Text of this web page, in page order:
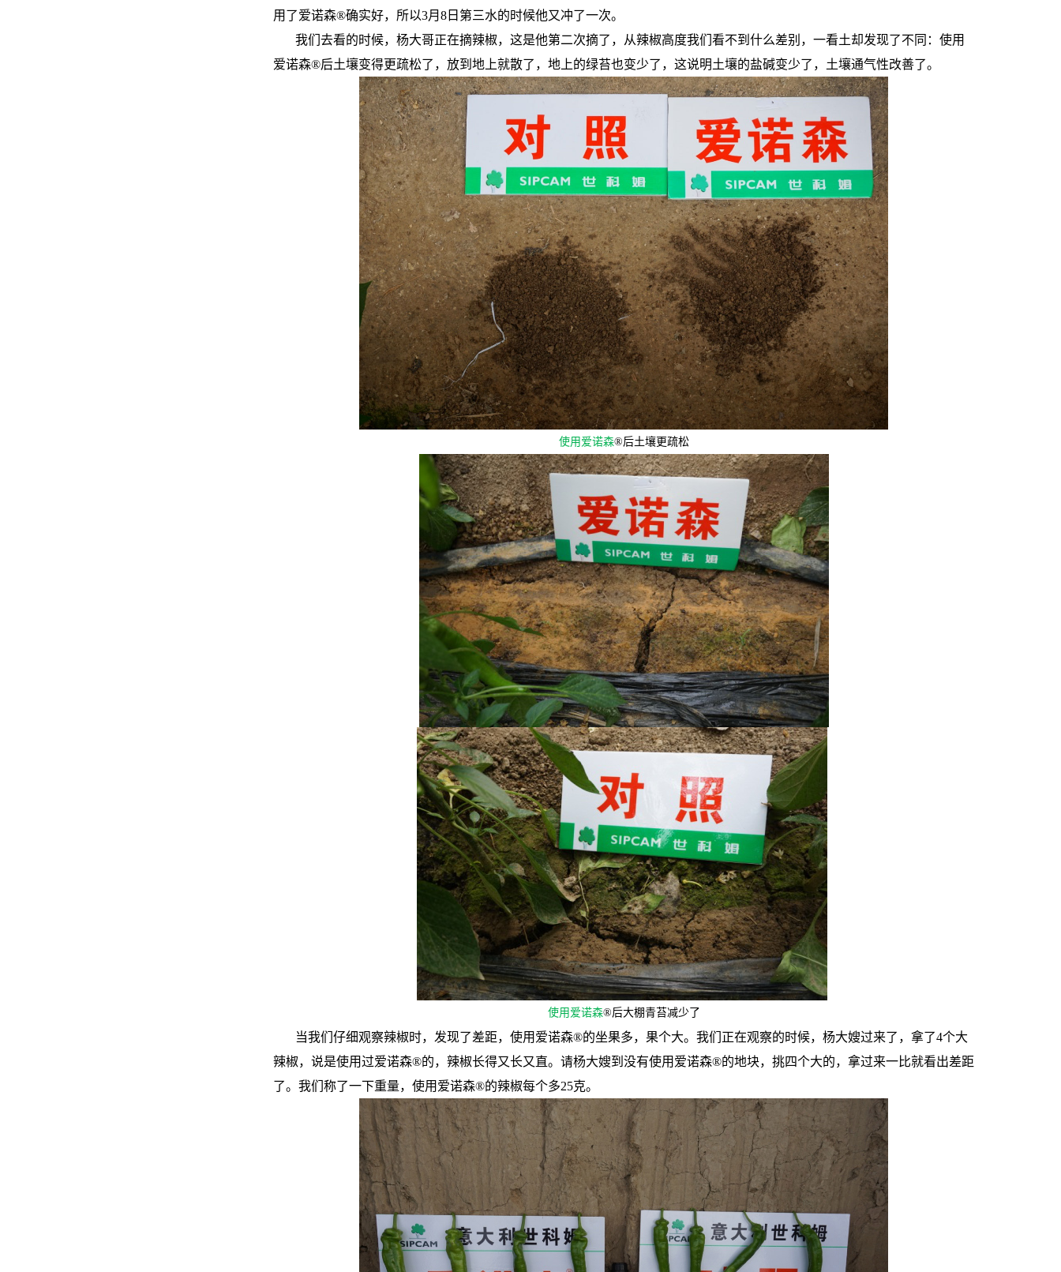
用了爱诺森®确实好，所以3月8日第三水的时候他又冲了一次。
我们去看的时候，杨大哥正在摘辣椒，这是他第二次摘了，从辣椒高度我们看不到什么差别，一看土却发现了不同：使用
爱诺森®后土壤变得更疏松了，放到地上就散了，地上的绿苔也变少了，这说明土壤的盐碱变少了，土壤通气性改善了。
使用爱诺森®后土壤更疏松
使用爱诺森®后大棚青苔减少了
当我们仔细观察辣椒时，发现了差距，使用爱诺森®的坐果多，果个大。我们正在观察的时候，杨大嫂过来了，拿了4个大
辣椒，说是使用过爱诺森®的，辣椒长得又长又直。请杨大嫂到没有使用爱诺森®的地块，挑四个大的，拿过来一比就看出差距
了。我们称了一下重量，使用爱诺森®的辣椒每个多25克。